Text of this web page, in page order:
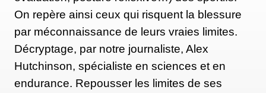
On repère ainsi ceux qui risquent la blessure
par méconnaissance de leurs vraies limites.
Décryptage, par notre journaliste, Alex
Hutchinson, spécialiste en sciences et en
endurance. Repousser les limites de ses